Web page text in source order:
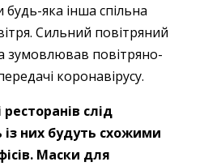
яка інша спільна
Сильний повітряний
зумовлював повітряно-
коронавірусу.
слід
із них будуть схожими
Маски для